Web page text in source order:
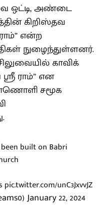
ஒட்டி, அண்டை
கிறிஸ்தவ
என்ற
நுழைந்துள்ளனர்.
காவிக்
ராம்” என
சமூக
built on Babri
pic.twitter.com/unC3JxvvJZ
January 22, 2024